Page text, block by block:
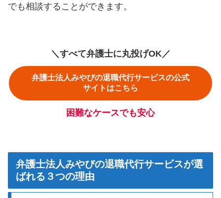
でも相談することができます。
＼すべて弁護士に丸投げOK／
弁護士法人みやびの退職代行サービスの公式
サイトはこちら
困難なケースでも安心
弁護士法人みやびの退職代行サービスが選
ばれる３つの理由